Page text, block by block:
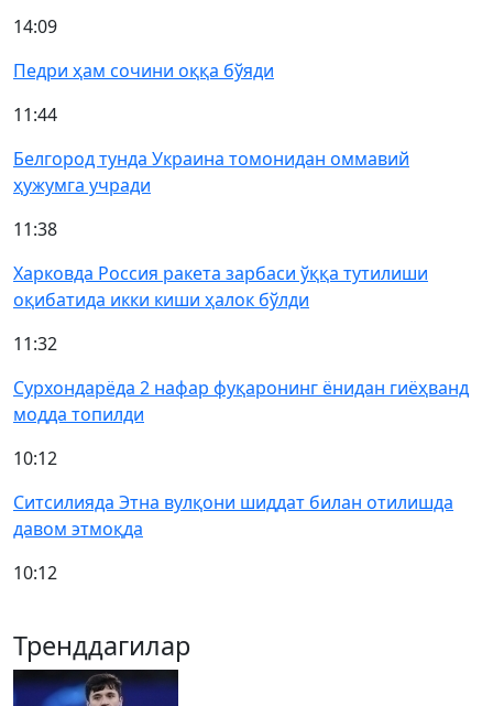
14:09
Педри ҳам сочини оққа бўяди
11:44
Белгород тунда Украина томонидан оммавий
ҳужумга учради
11:38
Харковда Россия ракета зарбаси ўққа тутилиши
оқибатида икки киши ҳалок бўлди
11:32
Сурхондарёда 2 нафар фуқаронинг ёнидан гиёҳванд
модда топилди
10:12
Ситсилияда Этна вулқони шиддат билан отилишда
давом этмоқда
10:12
Тренддагилар